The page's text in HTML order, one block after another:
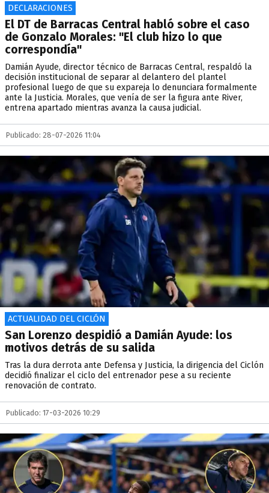
DECLARACIONES
El DT de Barracas Central habló sobre el caso
de Gonzalo Morales: "El club hizo lo que
correspondía"
Damián Ayude, director técnico de Barracas Central, respaldó la
decisión institucional de separar al delantero del plantel
profesional luego de que su expareja lo denunciara formalmente
ante la Justicia. Morales, que venía de ser la figura ante River,
entrena apartado mientras avanza la causa judicial.
Publicado: 28-07-2026 11:04
ACTUALIDAD DEL CICLÓN
San Lorenzo despidió a Damián Ayude: los
motivos detrás de su salida
Tras la dura derrota ante Defensa y Justicia, la dirigencia del Ciclón
decidió finalizar el ciclo del entrenador pese a su reciente
renovación de contrato.
Publicado: 17-03-2026 10:29